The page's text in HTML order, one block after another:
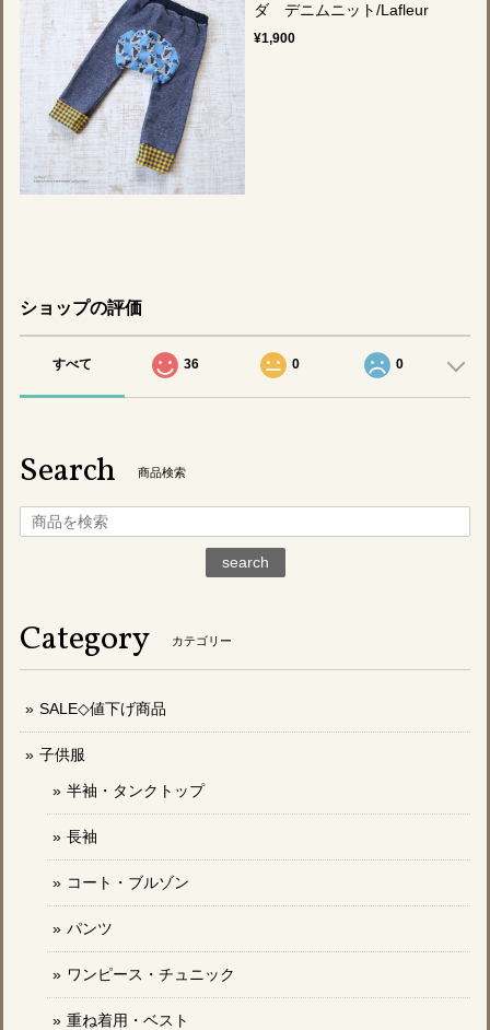
ダ デニムニット/Lafleur
¥1,900
ショップの評価
すべて 36 0 0
Search 商品検索
search
Category カテゴリー
SALE◇値下げ商品
子供服
半袖・タンクトップ
長袖
コート・ブルゾン
パンツ
ワンピース・チュニック
重ね着用・ベスト